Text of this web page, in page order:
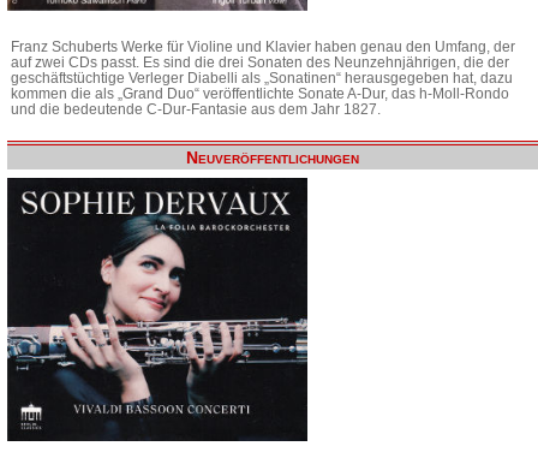
Franz Schuberts Werke für Violine und Klavier haben genau den Umfang, der
auf zwei CDs passt. Es sind die drei Sonaten des Neunzehnjährigen, die der
geschäftstüchtige Verleger Diabelli als „Sonatinen“ herausgegeben hat, dazu
kommen die als „Grand Duo“ veröffentlichte Sonate A-Dur, das h-Moll-Rondo
und die bedeutende C-Dur-Fantasie aus dem Jahr 1827.
Neuveröffentlichungen